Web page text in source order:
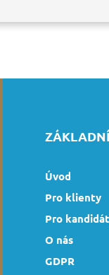
Úvod
Pro klienty
Pro
O nás
GDPR